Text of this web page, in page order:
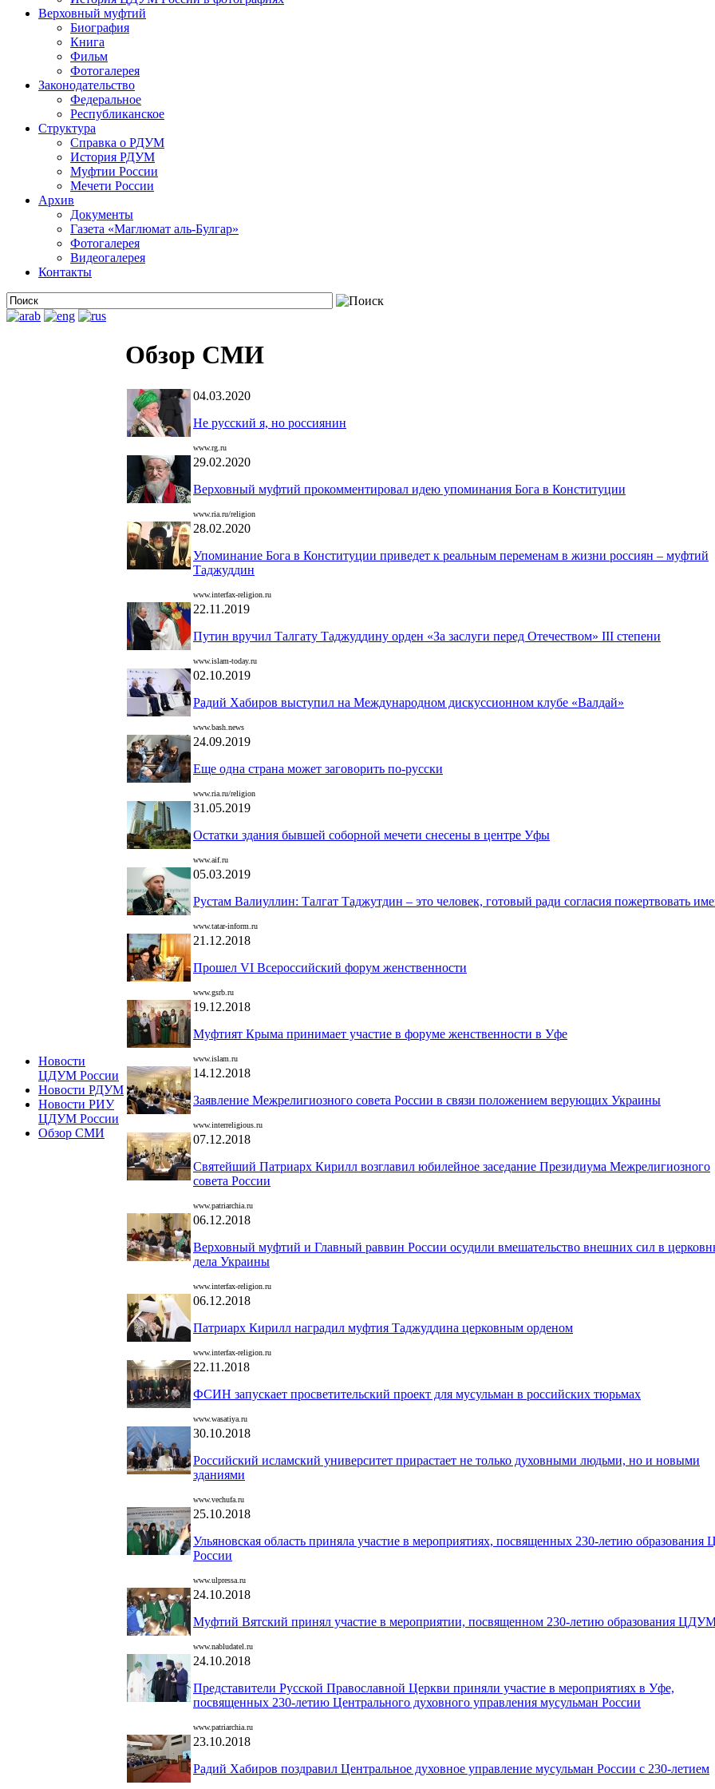
Верховный муфтий
Биография
Книга
Фильм
Фотогалерея
Законодательство
Федеральное
Республиканское
Структура
Справка о РДУМ
История РДУМ
Муфтии России
Мечети России
Архив
Документы
Газета «Маглюмат аль-Булгар»
Фотогалерея
Видеогалерея
Контакты
Новости
ЦДУМ России
Новости РДУМ
Новости РИУ
ЦДУМ России
Обзор СМИ
Обзор СМИ
04.03.2020
Не русский я, но россиянин
www.rg.ru
29.02.2020
Верховный муфтий прокомментировал идею упоминания Бога в Конституции
www.ria.ru/religion
28.02.2020
Упоминание Бога в Конституции приведет к реальным переменам в жизни россиян – муфтий
Таджуддин
www.interfax-religion.ru
22.11.2019
Путин вручил Талгату Таджуддину орден «За заслуги перед Отечеством» III степени
www.islam-today.ru
02.10.2019
Радий Хабиров выступил на Международном дискуссионном клубе «Валдай»
www.bash.news
24.09.2019
Еще одна страна может заговорить по-русски
www.ria.ru/religion
31.05.2019
Остатки здания бывшей соборной мечети снесены в центре Уфы
www.aif.ru
05.03.2019
Рустам Валиуллин: Талгат Таджутдин – это человек, готовый ради согласия пожертвовать
www.tatar-inform.ru
21.12.2018
Прошел VI Всероссийский форум женственности
www.gsrb.ru
19.12.2018
Муфтият Крыма принимает участие в форуме женственности в Уфе
www.islam.ru
14.12.2018
Заявление Межрелигиозного совета России в связи положением верующих Украины
www.interreligious.ru
07.12.2018
Святейший Патриарх Кирилл возглавил юбилейное заседание Президиума Межрелигиозного
совета России
www.patriarchia.ru
06.12.2018
Верховный муфтий и Главный раввин России осудили вмешательство внешних сил в
дела Украины
www.interfax-religion.ru
06.12.2018
Патриарх Кирилл наградил муфтия Таджуддина церковным орденом
www.interfax-religion.ru
22.11.2018
ФСИН запускает просветительский проект для мусульман в российских тюрьмах
www.wasatiya.ru
30.10.2018
Российский исламский университет прирастает не только духовными людьми, но и новыми
зданиями
www.vechufa.ru
25.10.2018
Ульяновская область приняла участие в мероприятиях, посвященных 230-летию
России
www.ulpressa.ru
24.10.2018
Муфтий Вятский принял участие в мероприятии, посвященном 230-летию образования
www.nabludatel.ru
24.10.2018
Представители Русской Православной Церкви приняли участие в мероприятиях в Уфе,
посвященных 230-летию Центрального духовного управления мусульман России
www.patriarchia.ru
23.10.2018
Радий Хабиров поздравил Центральное духовное управление мусульман России с 230-летием